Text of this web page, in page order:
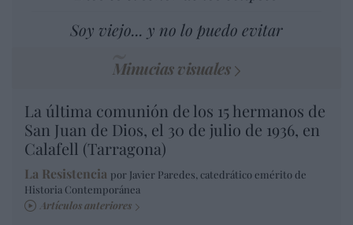
Soy viejo... y no lo puedo evitar
Minucias visuales
La última comunión de los 15 hermanos de
San Juan de Dios, el 30 de julio de 1936, en
Calafell (Tarragona)
La Resistencia por Javier Paredes, catedrático emérito de
Historia Contemporánea
Artículos anteriores